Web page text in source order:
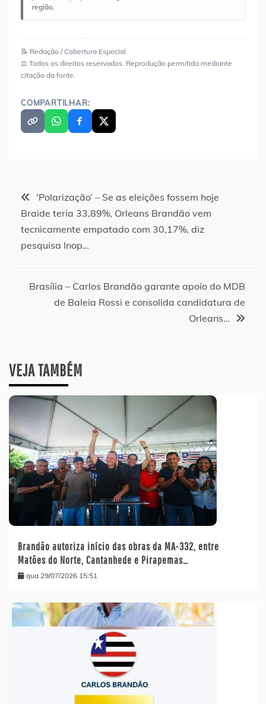
região.
📝 Redação / Cobertura Especial
⚖️ Todos os direitos reservados. Reprodução permitida mediante
citação da fonte.
COMPARTILHAR:
Navegação
de
Post
‘Polarização’ – Se as eleições fossem hoje
Braide teria 33,89%, Orleans Brandão vem
tecnicamente empatado com 30,17%, diz
pesquisa Inop…
Brasília – Carlos Brandão garante apoio do MDB
de Baleia Rossi e consolida candidatura de
Orleans…
VEJA TAMBÉM
Brandão autoriza início das obras da MA-332, entre
Matões do Norte, Cantanhede e Pirapemas…
qua 29/07/2026 15:51